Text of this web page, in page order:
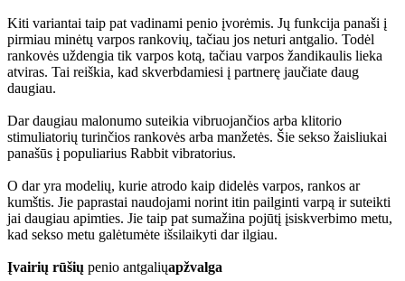
Kiti variantai taip pat vadinami penio įvorėmis. Jų funkcija panaši į
pirmiau minėtų varpos rankovių, tačiau jos neturi antgalio. Todėl
rankovės uždengia tik varpos kotą, tačiau varpos žandikaulis lieka
atviras. Tai reiškia, kad skverbdamiesi į partnerę jaučiate daug
daugiau.
Dar daugiau malonumo suteikia vibruojančios arba klitorio
stimuliatorių turinčios rankovės arba manžetės. Šie sekso žaisliukai
panašūs į populiarius Rabbit vibratorius.
O dar yra modelių, kurie atrodo kaip didelės varpos, rankos ar
kumštis. Jie paprastai naudojami norint itin pailginti varpą ir suteikti
jai daugiau apimties. Jie taip pat sumažina pojūtį įsiskverbimo metu,
kad sekso metu galėtumėte išsilaikyti dar ilgiau.
Įvairių rūšių penio antgaliųapžvalga